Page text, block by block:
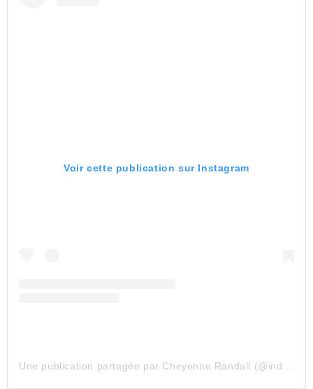
Voir cette publication sur Instagram
Une publication partagée par Cheyenne Randall (@indiangiver)